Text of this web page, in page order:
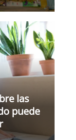
las
puede